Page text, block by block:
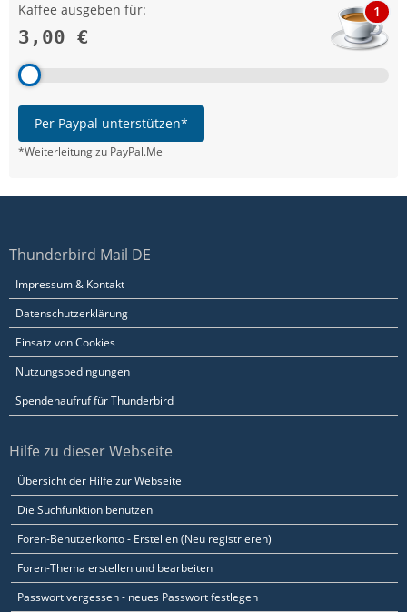
Kaffee ausgeben für:
3,00 €
1
Per Paypal unterstützen*
*Weiterleitung zu PayPal.Me
Thunderbird Mail DE
Impressum & Kontakt
Datenschutzerklärung
Einsatz von Cookies
Nutzungsbedingungen
Spendenaufruf für Thunderbird
Hilfe zu dieser Webseite
Übersicht der Hilfe zur Webseite
Die Suchfunktion benutzen
Foren-Benutzerkonto - Erstellen (Neu registrieren)
Foren-Thema erstellen und bearbeiten
Passwort vergessen - neues Passwort festlegen